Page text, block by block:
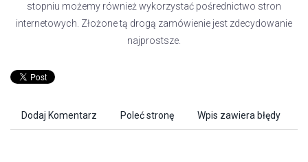
stopniu możemy również wykorzystać pośrednictwo stron
internetowych. Złożone tą drogą zamówienie jest zdecydowanie
najprostsze.
Dodaj Komentarz Poleć stronę Wpis zawiera błędy